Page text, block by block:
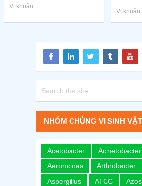
Vi khuẩn
Vi khuẩn
NHÓM CHỦNG VI SINH
Acetobacter
Acinetobacter
Aeromonas
Arthrobacter
Aspergillus
ATCC